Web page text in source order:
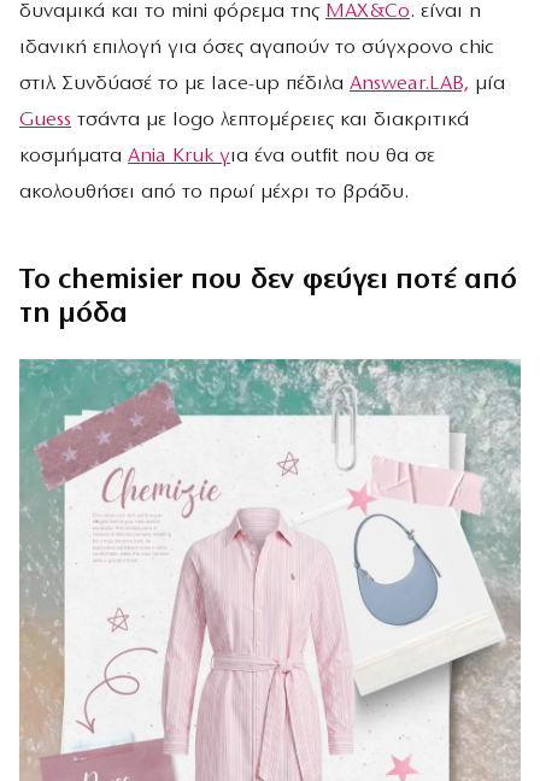
δυναμικά και το mini φόρεμα της MAX&Co. είναι η
ιδανική επιλογή για όσες αγαπούν το σύγχρονο chic
στιλ. Συνδύασέ το με lace-up πέδιλα Answear.LAB, μία
Guess τσάντα με logo λεπτομέρειες και διακριτικά
κοσμήματα Ania Kruk για ένα outfit που θα σε
ακολουθήσει από το πρωί μέχρι το βράδυ.
Το chemisier που δεν φεύγει ποτέ από
τη μόδα